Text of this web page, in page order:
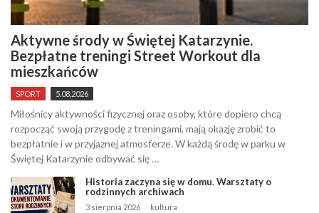
Aktywne środy w Świętej Katarzynie.
Bezpłatne treningi Street Workout dla
mieszkańców
SPORT 5.08.2026
Miłośnicy aktywności fizycznej oraz osoby, które dopiero chcą
rozpocząć swoją przygodę z treningami, mają okazję zrobić to
bezpłatnie i w przyjaznej atmosferze. W każdą środę w parku w
Świętej Katarzynie odbywać się …
Historia zaczyna się w domu. Warsztaty o
rodzinnych archiwach
3 sierpnia 2026 kultura